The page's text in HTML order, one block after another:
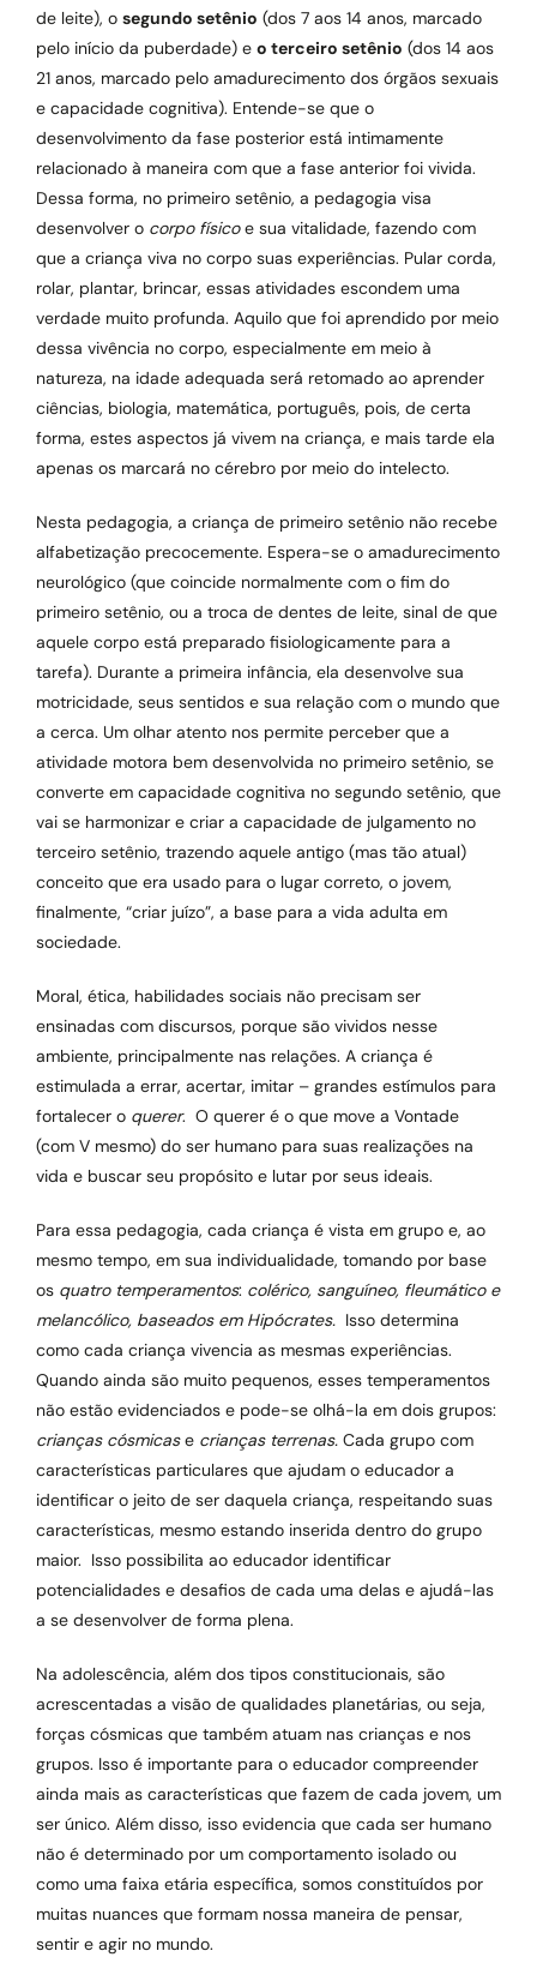
de leite), o segundo setênio (dos 7 aos 14 anos, marcado
pelo início da puberdade) e o terceiro setênio (dos 14 aos
21 anos, marcado pelo amadurecimento dos órgãos sexuais
e capacidade cognitiva). Entende-se que o
desenvolvimento da fase posterior está intimamente
relacionado à maneira com que a fase anterior foi vivida.
Dessa forma, no primeiro setênio, a pedagogia visa
desenvolver o corpo físicoe sua vitalidade, fazendo com
que a criança viva no corpo suas experiências. Pular corda,
rolar, plantar, brincar, essas atividades escondem uma
verdade muito profunda. Aquilo que foi aprendido por meio
dessa vivência no corpo, especialmente em meio à
natureza, na idade adequada será retomado ao aprender
ciências, biologia, matemática, português, pois, de certa
forma, estes aspectos já vivem na criança, e mais tarde ela
apenas os marcará no cérebro por meio do intelecto.
Nesta pedagogia, a criança de primeiro setênio não recebe
alfabetização precocemente. Espera-se o amadurecimento
neurológico (que coincide normalmente com o fim do
primeiro setênio, ou a troca de dentes de leite, sinal de que
aquele corpo está preparado fisiologicamente para a
tarefa). Durante a primeira infância, ela desenvolve sua
motricidade, seus sentidos e sua relação com o mundo que
a cerca. Um olhar atento nos permite perceber que a
atividade motora bem desenvolvida no primeiro setênio, se
converte em capacidade cognitiva no segundo setênio, que
vai se harmonizar e criar a capacidade de julgamento no
terceiro setênio, trazendo aquele antigo (mas tão atual)
conceito que era usado para o lugar correto, o jovem,
finalmente, “criar juízo”, a base para a vida adulta em
sociedade.
Moral, ética, habilidades sociais não precisam ser
ensinadas com discursos, porque são vividos nesse
ambiente, principalmente nas relações. A criança é
estimulada a errar, acertar, imitar – grandes estímulos para
fortalecer o querer. O querer é o que move a Vontade
(com V mesmo) do ser humano para suas realizações na
vida e buscar seu propósito e lutar por seus ideais.
Para essa pedagogia, cada criança é vista em grupo e, ao
mesmo tempo, em sua individualidade, tomando por base
os quatro temperamentos: colérico, sanguíneo, fleumático e
melancólico, baseados em Hipócrates. Isso determina
como cada criança vivencia as mesmas experiências.
Quando ainda são muito pequenos, esses temperamentos
não estão evidenciados e pode-se olhá-la em dois grupos:
crianças cósmicase crianças terrenas. Cada grupo com
características particulares que ajudam o educador a
identificar o jeito de ser daquela criança, respeitando suas
características, mesmo estando inserida dentro do grupo
maior. Isso possibilita ao educador identificar
potencialidades e desafios de cada uma delas e ajudá-las
a se desenvolver de forma plena.
Na adolescência, além dos tipos constitucionais, são
acrescentadas a visão de qualidades planetárias, ou seja,
forças cósmicas que também atuam nas crianças e nos
grupos. Isso é importante para o educador compreender
ainda mais as características que fazem de cada jovem, um
ser único. Além disso, isso evidencia que cada ser humano
não é determinado por um comportamento isolado ou
como uma faixa etária específica, somos constituídos por
muitas nuances que formam nossa maneira de pensar,
sentir e agir no mundo.